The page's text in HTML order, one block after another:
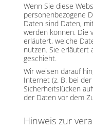
Wenn Sie diese
personenbezogene
Daten sind Daten,
werden können. Die
erläutert, welche
nutzen. Sie erläutert
geschieht.
Wir weisen darauf
Internet (z. B. bei
Sicherheitslücken
der Daten vor dem
Hinweis zur